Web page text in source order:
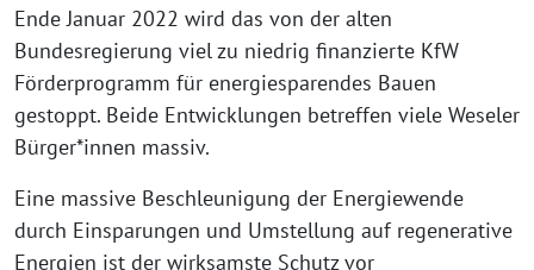
Ende Januar 2022 wird das von der alten
Bundesregierung viel zu niedrig finanzierte KfW
Förderprogramm für energiesparendes Bauen
gestoppt. Beide Entwicklungen betreffen viele Weseler
Bürger*innen massiv.
Eine massive Beschleunigung der Energiewende
durch Einsparungen und Umstellung auf regenerative
Energien ist der wirksamste Schutz vor